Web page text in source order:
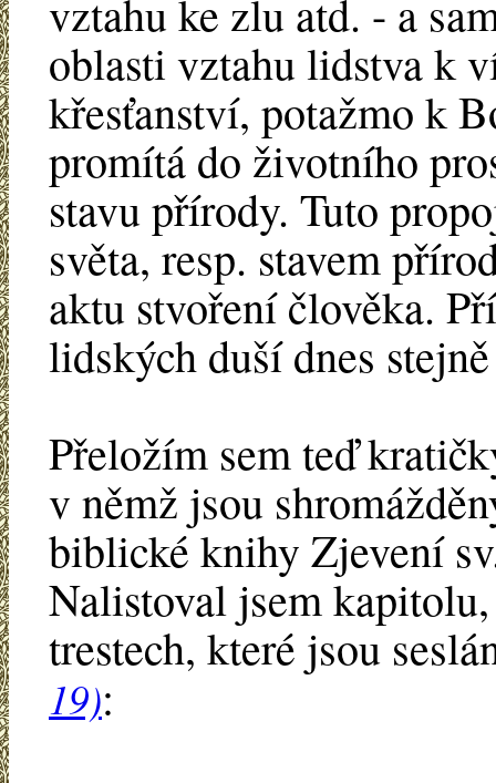
vztahu ke zlu atd. - a
oblasti vztahu lidstva k
křesťanství, potažmo k
promítá do životního
stavu přírody. Tuto
světa, resp. stavem
aktu stvoření člověka.
lidských duší dnes
Přeložím sem teď
v němž jsou
biblické knihy Zjevení
Nalistoval jsem
trestech, které jsou
19):